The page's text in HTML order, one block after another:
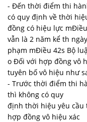
- Đến thời điểm thi
có quy định về thời
đồng có hiệu lực
vẫn là 2 năm kể th
phạm mĐiều 42s Bộ
o Đối với hợp đồng vô
tuyên bố vô hiệu như
- Trước thời điểm thi
thì không có quy
định thời hiệu yêu cầu
hợp đồng vô hiệu xác